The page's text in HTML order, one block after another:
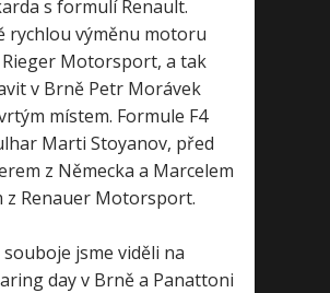
s formulí Renault.
rychlou výměnu motoru
Motorsport, a tak
v Brně Petr Morávek
místem. Formule F4
Marti Stoyanov, před
z Německa a Marcelem
z Renauer Motorsport.
souboje jsme viděli na
day v Brně a Panattoni